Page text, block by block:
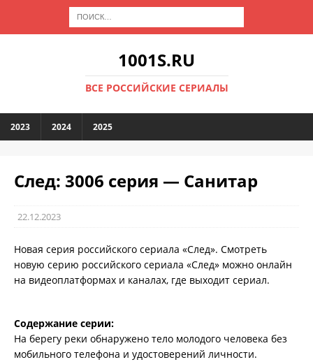
1001S.RU
ВСЕ РОССИЙСКИЕ СЕРИАЛЫ
2023 2024 2025
След: 3006 серия — Санитар
22.12.2023
Новая серия российского сериала «След». Смотреть
новую серию российского сериала «След» можно онлайн
на видеоплатформах и каналах, где выходит сериал.
Содержание серии:
На берегу реки обнаружено тело молодого человека без
мобильного телефона и удостоверений личности.